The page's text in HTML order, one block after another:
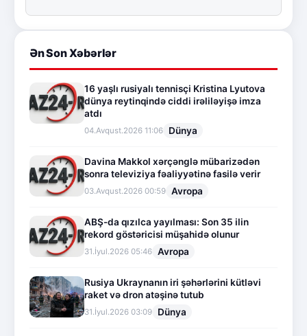
Ən Son Xəbərlər
16 yaşlı rusiyalı tennisçi Kristina Lyutova
dünya reytinqində ciddi irəliləyişə imza
atdı
04.Avqust.2026 11:06 Dünya
Davina Makkol xərçənglə mübarizədən
sonra televiziya fəaliyyətinə fasilə verir
03.Avqust.2026 00:59 Avropa
ABŞ-da qızılca yayılması: Son 35 ilin
rekord göstəricisi müşahidə olunur
31.İyul.2026 05:46 Avropa
Rusiya Ukraynanın iri şəhərlərini kütləvi
raket və dron atəşinə tutub
31.İyul.2026 03:09 Dünya